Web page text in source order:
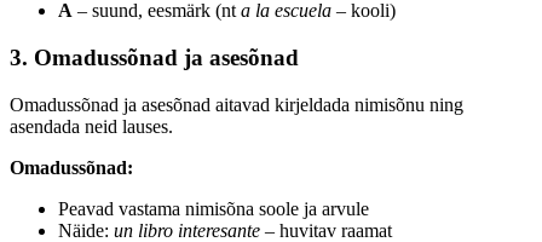
A – suund, eesmärk (nta la escuela – kooli)
3. Omadussõnad ja asesõnad
Omadussõnad ja asesõnad aitavad kirjeldada nimisõnu ning
asendada neid lauses.
Omadussõnad:
Peavad vastama nimisõna soole ja arvule
Näide: un libro interesante – huvitav raamat